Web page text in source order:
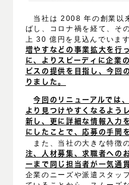
当社は 2008 年の創業以
ばし、コロナ禍を経て、そ
上 30 億円を見込んでいま
増やすなどの事業拡大を行
に、よりスピーディに企業
ビスの提供を目指し、今回
りました。
今回のリニューアルでは
より見つけやすくなるよう
新し、更に詳細な 情報入力
にしたことで、応募の手間
また、当社の大きな特徴
注、人材募集、求職者への
ーまで同じ担当者が一気通
企業のニーズや派遣スタッ